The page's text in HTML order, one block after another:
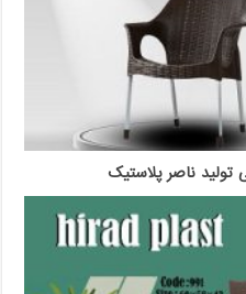
ناصر پلاستیک